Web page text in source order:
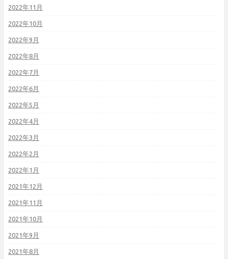
2022年11月
2022年10月
2022年9月
2022年8月
2022年7月
2022年6月
2022年5月
2022年4月
2022年3月
2022年2月
2022年1月
2021年12月
2021年11月
2021年10月
2021年9月
2021年8月